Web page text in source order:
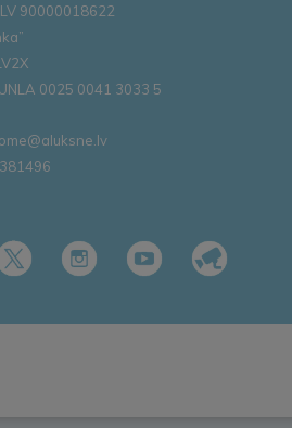
90000018622
0025 0041 3033 5